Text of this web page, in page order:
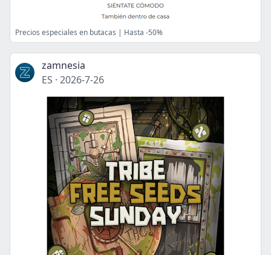
Precios especiales en butacas | Hasta -50%
zamnesia
ES · 2026-7-26